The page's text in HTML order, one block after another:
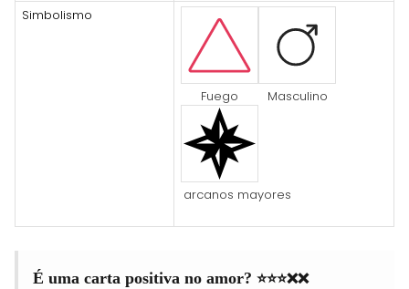
Simbolismo
Fuego Masculino
arcanos mayores
É uma carta positiva no amor? ⭐⭐⭐❌❌